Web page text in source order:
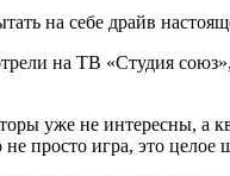
на себе драйв
на ТВ «Студия
уже не интересны, а
просто игра, это